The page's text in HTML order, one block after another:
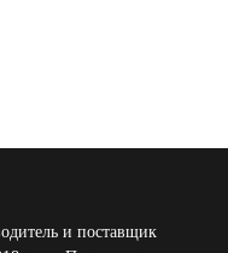
и поставщик